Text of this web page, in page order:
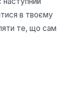
в твоєму
те, що сам